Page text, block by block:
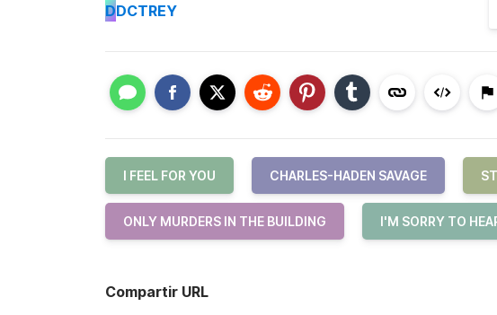
DDCTREY
I FEEL FOR YOU CHARLES-HADEN SAVAGE
ONLY MURDERS IN THE BUILDING I'M SORRY TO
Compartir URL